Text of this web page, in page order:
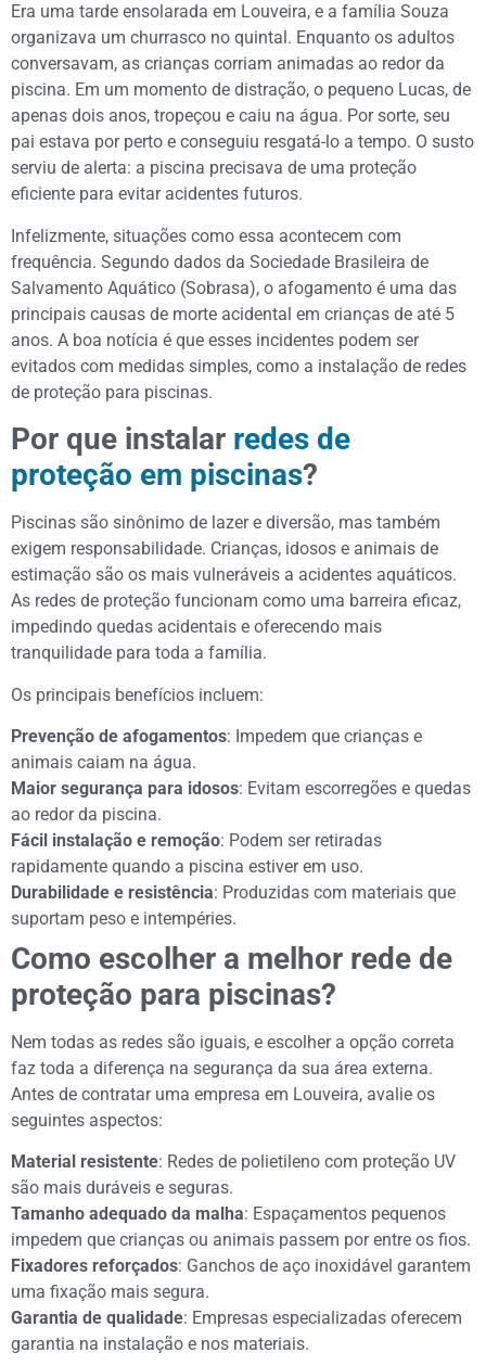
Era uma tarde ensolarada em Louveira, e a família Souza
organizava um churrasco no quintal. Enquanto os adultos
conversavam, as crianças corriam animadas ao redor da
piscina. Em um momento de distração, o pequeno Lucas, de
apenas dois anos, tropeçou e caiu na água. Por sorte, seu
pai estava por perto e conseguiu resgatá-lo a tempo. O susto
serviu de alerta: a piscina precisava de uma proteção
eficiente para evitar acidentes futuros.
Infelizmente, situações como essa acontecem com
frequência. Segundo dados da Sociedade Brasileira de
Salvamento Aquático (Sobrasa), o afogamento é uma das
principais causas de morte acidental em crianças de até 5
anos. A boa notícia é que esses incidentes podem ser
evitados com medidas simples, como a instalação de redes
de proteção para piscinas.
Por que instalar redes de
proteção em piscinas?
Piscinas são sinônimo de lazer e diversão, mas também
exigem responsabilidade. Crianças, idosos e animais de
estimação são os mais vulneráveis a acidentes aquáticos.
As redes de proteção funcionam como uma barreira eficaz,
impedindo quedas acidentais e oferecendo mais
tranquilidade para toda a família.
Os principais benefícios incluem:
Prevenção de afogamentos: Impedem que crianças e
animais caiam na água.
Maior segurança para idosos: Evitam escorregões e quedas
ao redor da piscina.
Fácil instalação e remoção: Podem ser retiradas
rapidamente quando a piscina estiver em uso.
Durabilidade e resistência: Produzidas com materiais que
suportam peso e intempéries.
Como escolher a melhor rede de
proteção para piscinas?
Nem todas as redes são iguais, e escolher a opção correta
faz toda a diferença na segurança da sua área externa.
Antes de contratar uma empresa em Louveira, avalie os
seguintes aspectos:
Material resistente: Redes de polietileno com proteção UV
são mais duráveis e seguras.
Tamanho adequado da malha: Espaçamentos pequenos
impedem que crianças ou animais passem por entre os fios.
Fixadores reforçados: Ganchos de aço inoxidável garantem
uma fixação mais segura.
Garantia de qualidade: Empresas especializadas oferecem
garantia na instalação e nos materiais.